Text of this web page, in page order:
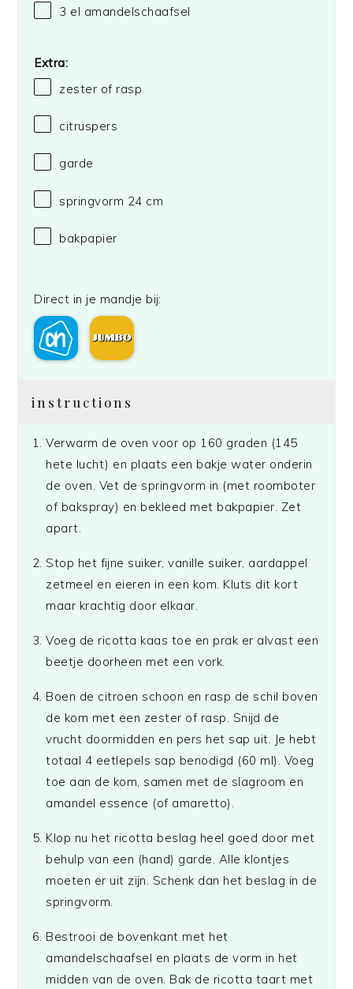
3 el amandelschaafsel
Extra:
zester of rasp
citruspers
garde
springvorm 24 cm
bakpapier
Direct in je mandje bij:
instructions
Verwarm de oven voor op 160 graden (145
hete lucht) en plaats een bakje water onderin
de oven. Vet de springvorm in (met roomboter
of bakspray) en bekleed met bakpapier. Zet
apart.
Stop het fijne suiker, vanille suiker, aardappel
zetmeel en eieren in een kom. Kluts dit kort
maar krachtig door elkaar.
Voeg de ricotta kaas toe en prak er alvast een
beetje doorheen met een vork.
Boen de citroen schoon en rasp de schil boven
de kom met een zester of rasp. Snijd de
vrucht doormidden en pers het sap uit. Je hebt
totaal 4 eetlepels sap benodigd (60 ml). Voeg
toe aan de kom, samen met de slagroom en
amandel essence (of amaretto).
Klop nu het ricotta beslag heel goed door met
behulp van een (hand) garde. Alle klontjes
moeten er uit zijn. Schenk dan het beslag in de
springvorm.
Bestrooi de bovenkant met het
amandelschaafsel en plaats de vorm in het
midden van de oven. Bak de ricotta taart met